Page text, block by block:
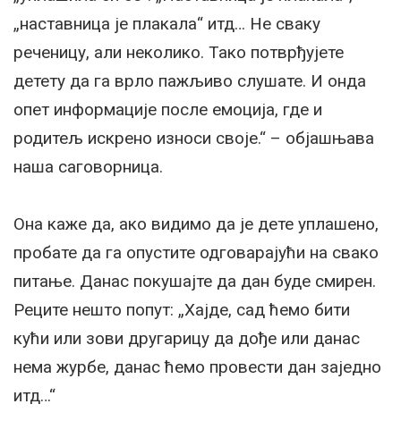
„наставница је плакала“ итд… Не сваку
реченицу, али неколико. Тако потврђујете
детету да га врло пажљиво слушате. И онда
опет информације после емоција, где и
родитељ искрено износи своје.“ – објашњава
наша саговорница.
Она каже да, ако видимо да је дете уплашено,
пробате да га опустите одговарајући на свако
питање. Данас покушајте да дан буде смирен.
Реците нешто попут: „Хајде, сад ћемо бити
кући или зови другарицу да дође или данас
нема журбе, данас ћемо провести дан заједно
итд…“